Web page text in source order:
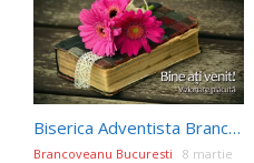
Biserica Adventista Brancoveanu Live Stream
Brancoveanu Bucuresti
8 martie